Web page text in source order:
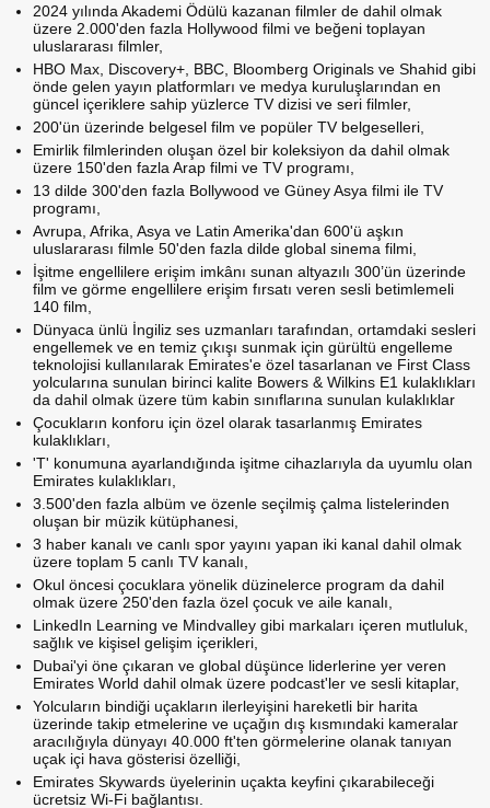
2024 yılında Akademi Ödülü kazanan filmler de dahil olmak
üzere 2.000'den fazla Hollywood filmi ve beğeni toplayan
uluslararası filmler,
HBO Max, Discovery+, BBC, Bloomberg Originals ve Shahid gibi
önde gelen yayın platformları ve medya kuruluşlarından en
güncel içeriklere sahip yüzlerce TV dizisi ve seri filmler,
200'ün üzerinde belgesel film ve popüler TV belgeselleri,
Emirlik filmlerinden oluşan özel bir koleksiyon da dahil olmak
üzere 150'den fazla Arap filmi ve TV programı,
13 dilde 300'den fazla Bollywood ve Güney Asya filmi ile TV
programı,
Avrupa, Afrika, Asya ve Latin Amerika'dan 600'ü aşkın
uluslararası filmle 50'den fazla dilde global sinema filmi,
İşitme engellilere erişim imkânı sunan altyazılı 300’ün üzerinde
film ve görme engellilere erişim fırsatı veren sesli betimlemeli
140 film,
Dünyaca ünlü İngiliz ses uzmanları tarafından, ortamdaki sesleri
engellemek ve en temiz çıkışı sunmak için gürültü engelleme
teknolojisi kullanılarak Emirates'e özel tasarlanan ve First Class
yolcularına sunulan birinci kalite Bowers & Wilkins E1 kulaklıkları
da dahil olmak üzere tüm kabin sınıflarına sunulan kulaklıklar
Çocukların konforu için özel olarak tasarlanmış Emirates
kulaklıkları,
'T' konumuna ayarlandığında işitme cihazlarıyla da uyumlu olan
Emirates kulaklıkları,
3.500'den fazla albüm ve özenle seçilmiş çalma listelerinden
oluşan bir müzik kütüphanesi,
3 haber kanalı ve canlı spor yayını yapan iki kanal dahil olmak
üzere toplam 5 canlı TV kanalı,
Okul öncesi çocuklara yönelik düzinelerce program da dahil
olmak üzere 250'den fazla özel çocuk ve aile kanalı,
LinkedIn Learning ve Mindvalley gibi markaları içeren mutluluk,
sağlık ve kişisel gelişim içerikleri,
Dubai'yi öne çıkaran ve global düşünce liderlerine yer veren
Emirates World dahil olmak üzere podcast'ler ve sesli kitaplar,
Yolcuların bindiği uçakların ilerleyişini hareketli bir harita
üzerinde takip etmelerine ve uçağın dış kısmındaki kameralar
aracılığıyla dünyayı 40.000 ft'ten görmelerine olanak tanıyan
uçak içi hava gösterisi özelliği,
Emirates Skywards üyelerinin uçakta keyfini çıkarabileceği
ücretsiz Wi-Fi bağlantısı.